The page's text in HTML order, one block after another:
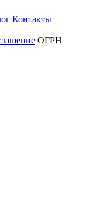
Контакты
ОГРН